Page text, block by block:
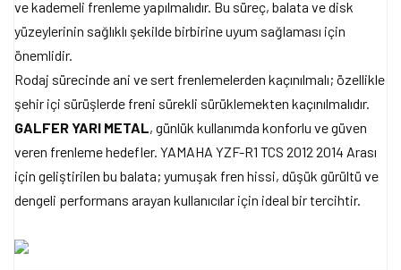
ve kademeli frenleme yapılmalıdır. Bu süreç, balata ve disk
yüzeylerinin sağlıklı şekilde birbirine uyum sağlaması için
önemlidir.
Rodaj sürecinde ani ve sert frenlemelerden kaçınılmalı; özellikle
şehir içi sürüşlerde freni sürekli sürüklemekten kaçınılmalıdır.
GALFER YARI METAL, günlük kullanımda konforlu ve güven
veren frenleme hedefler. YAMAHA YZF-R1 TCS 2012 2014 Arası
için geliştirilen bu balata; yumuşak fren hissi, düşük gürültü ve
dengeli performans arayan kullanıcılar için ideal bir tercihtir.